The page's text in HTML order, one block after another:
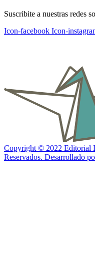
Suscribite a nuestras redes
Icon-facebook Icon-
Copyright © 2022 Editorial
Reservados. Desarrollado